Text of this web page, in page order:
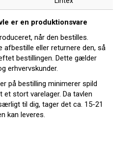
er en produktionsvare
når den bestilles.
afbestille eller returnere den, så
bestillingen. Dette gælder
erhvervskunder.
på bestilling minimerer spild
et stort varelager. Da tavlen
til dig, tager det ca. 15-21
kan leveres.